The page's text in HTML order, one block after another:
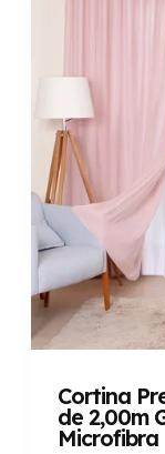
Cortina
de 2,00m
Microfibra